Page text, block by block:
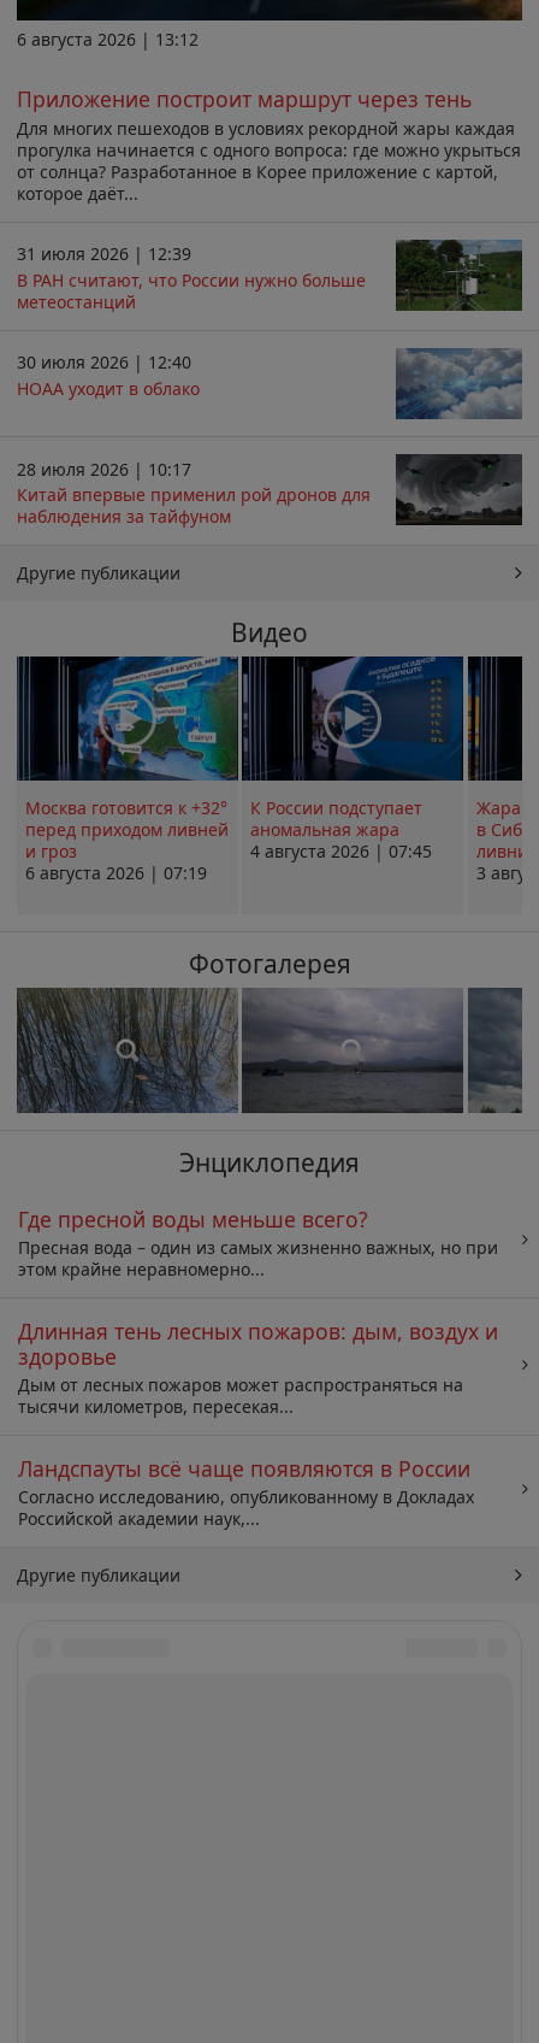
6 августа 2026 | 13:12
Приложение построит маршрут через тень
Для многих пешеходов в условиях рекордной жары каждая
прогулка начинается с одного вопроса: где можно укрыться
от солнца? Разработанное в Корее приложение с картой,
которое даёт...
31 июля 2026 | 12:39
В РАН считают, что России нужно больше
метеостанций
30 июля 2026 | 12:40
НОАА уходит в облако
28 июля 2026 | 10:17
Китай впервые применил рой дронов для
наблюдения за тайфуном
Другие публикации
Видео
Москва готовится к +32°
перед приходом ливней
и гроз
6 августа 2026 | 07:19
К России подступает
аномальная жара
4 августа 2026 | 07:45
Жара в
в
ливни
3
Фотогалерея
Энциклопедия
Где пресной воды меньше всего?
Пресная вода – один из самых жизненно важных, но при
этом крайне неравномерно...
Длинная тень лесных пожаров: дым, воздух и
здоровье
Дым от лесных пожаров может распространяться на
тысячи километров, пересекая...
Ландспауты всё чаще появляются в России
Согласно исследованию, опубликованному в Докладах
Российской академии наук,...
Другие публикации